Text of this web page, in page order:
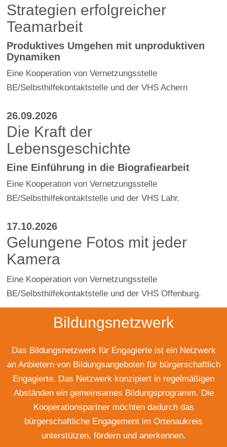
Strategien erfolgreicher
Teamarbeit
Produktives Umgehen mit unproduktiven
Dynamiken
Eine Kooperation von Vernetzungsstelle
BE/Selbsthilfekontaktstelle und der VHS Achern
26.09.2026
Die Kraft der
Lebensgeschichte
Eine Einführung in die Biografiearbeit
Eine Kooperation von Vernetzungsstelle
BE/Selbsthilfekontaktstelle und der VHS Lahr.
17.10.2026
Gelungene Fotos mit jeder
Kamera
Eine Kooperation von Vernetzungsstelle
BE/Selbsthilfekontaktstelle und der VHS Offenburg.
Bildungsnetzwerk
Das Bildungsnetzwerk für Engagierte ist ein Netzwerk
an Anbietern von Bildungsangeboten für bürgerschaftlich
Engagierte. Das Netzwerk konzipiert in regelmäßigen
Abständen ein gemeinsames Bildungsprogramm. Die
Kooperationspartner möchten dadurch das
bürgerschaftliche Engagement im Ortenaukreis
unterstützen, fördern und anerkennen.